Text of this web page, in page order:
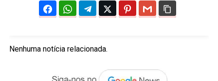
Nenhuma notícia relacionada.